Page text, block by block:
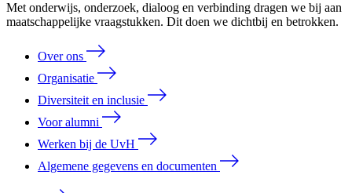
Met onderwijs, onderzoek, dialoog en verbinding dragen we bij aan
maatschappelijke vraagstukken. Dit doen we dichtbij en betrokken.
Over ons
Organisatie
Diversiteit en inclusie
Voor alumni
Werken bij de UvH
Algemene gegevens en documenten